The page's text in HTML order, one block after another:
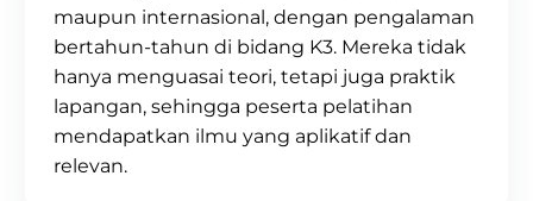
maupun internasional, dengan pengalaman
bertahun-tahun di bidang K3. Mereka tidak
hanya menguasai teori, tetapi juga praktik
lapangan, sehingga peserta pelatihan
mendapatkan ilmu yang aplikatif dan
relevan.